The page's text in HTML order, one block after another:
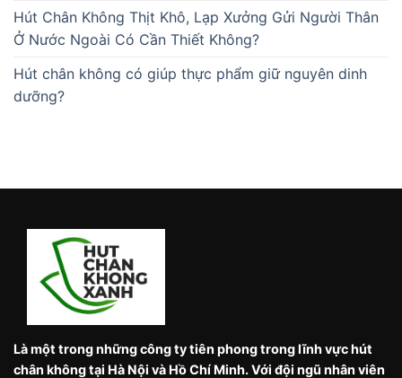
Hút Chân Không Thịt Khô, Lạp Xưởng Gửi Người Thân
Ở Nước Ngoài Có Cần Thiết Không?
Hút chân không có giúp thực phẩm giữ nguyên dinh
dưỡng?
Là một trong những công ty tiên phong trong lĩnh vực hút
chân không tại Hà Nội và Hồ Chí Minh. Với đội ngũ nhân viên